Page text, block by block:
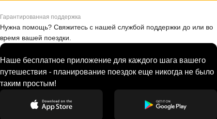
Гарантированная поддержка
Нужна помощь? Свяжитесь с нашей службой поддержки до или во
время вашей поездки.
Наше бесплатное приложение для каждого шага вашего
путешествия - планирование поездок еще никогда не было
таким простым!